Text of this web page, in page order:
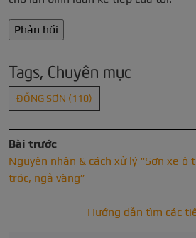
Tags, Chuyên mục
ĐỒNG SƠN (110)
Bài trước
Nguyên nhân & cách xử lý “Sơn xe ô
tróc, ngả vàng”
Hướng dẫn tìm các